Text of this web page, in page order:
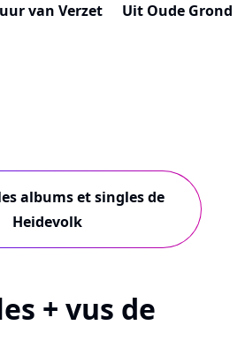
van Verzet Uit Oude Grond
albums et singles de
Heidevolk
+ vus de